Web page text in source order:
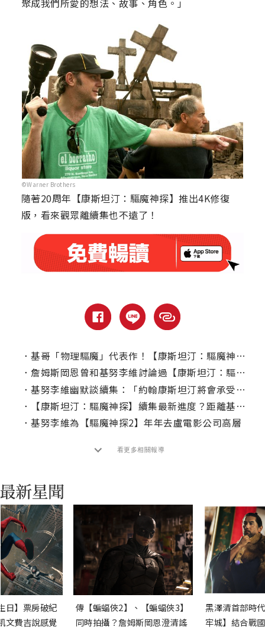
聚成我們所愛的想法、故事、角色。」
©Warner Brothers
隨著20周年【康斯坦汀：驅魔神探】推出4K修復
版，看來觀眾離續集也不遠了！
． 基哥「物理驅魔」代表作！【康斯坦汀：驅魔神探】20週年4K數位修復版重返大銀幕
． 詹姆斯岡恩曾和基努李維討論過【康斯坦汀：驅魔神探】續集？
． 基努李維幽默談續集：「約翰康斯坦汀將會承受更多折磨！」
．
【康斯坦汀：驅魔神探】續集最新進度？距離基哥回來又近了一步！
． 基努李維為【驅魔神探2】年年去盧電影公司高層
看更多相關報導
日】票房破紀
文費吉說感覺
傳【蝙蝠俠2】、【蝙蝠俠3】
同時拍攝？詹姆斯岡恩澄清謠
黑澤清首部時
牢城】結合戰